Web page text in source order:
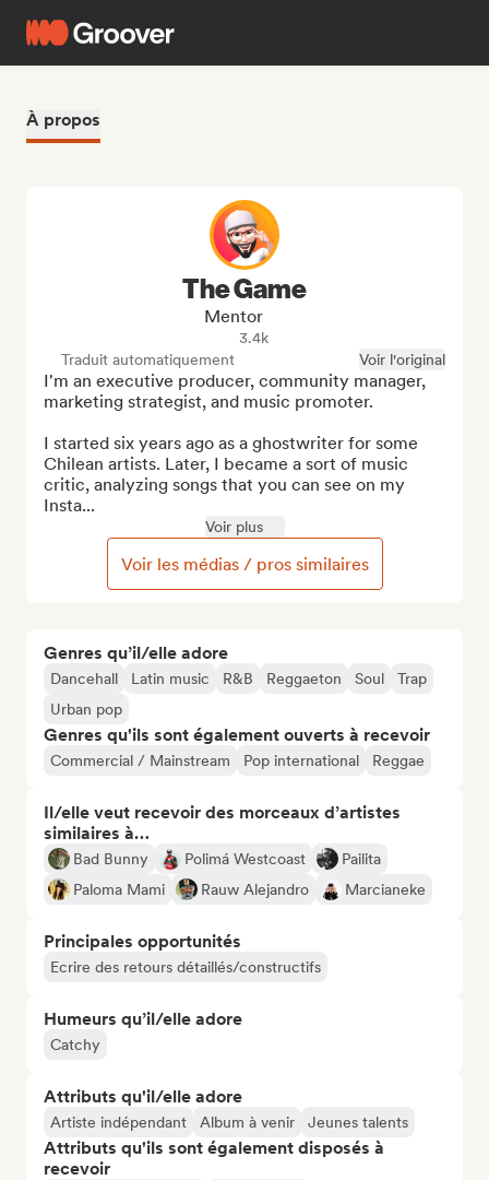
À propos
Genres qu’il/elle adore
Dancehall Latin music R&B Reggaeton Soul
Trap
Urban pop
Genres qu'ils sont également ouverts à recevoir
Commercial / Mainstream Pop international Reggae
Il/elle veut recevoir des morceaux d’artistes
similaires à…
Bad Bunny Polimá Westcoast
Pailita
Paloma Mami
Rauw Alejandro Marcianeke
Principales opportunités
Ecrire des retours détaillés/constructifs
Humeurs qu’il/elle adore
Catchy
Attributs qu'il/elle adore
Artiste indépendant Album à venir Jeunes talents
Attributs qu'ils sont également disposés à
recevoir
The Game
Mentor
3.4k
Traduit automatiquement
Voir l'original
I'm an executive producer, community manager,
marketing strategist, and music promoter.
I started six years ago as a ghostwriter for some
Chilean artists. Later, I became a sort of music
critic, analyzing songs that you can see on my
Insta...
Voir plus
Voir les médias / pros similaires